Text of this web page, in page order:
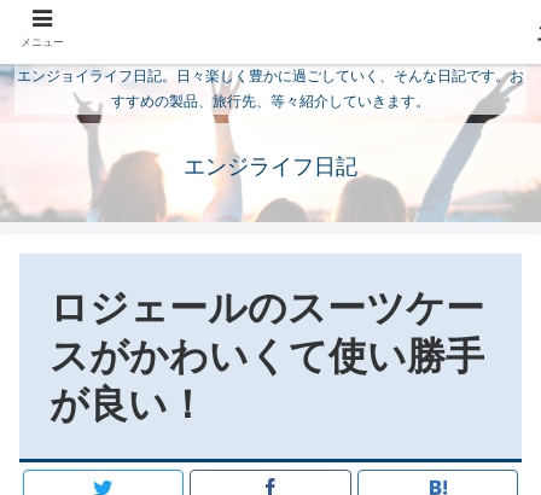
エンジョイライフ日記。日々楽しく豊かに過ごしていく、そんな日記です。お
すすめの製品、旅行先、等々紹介していきます。
エンジライフ日記
ロジェールのスーツケー
スがかわいくて使い勝手
が良い！
メニュー